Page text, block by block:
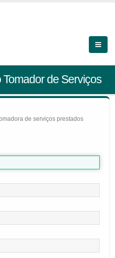
de Serviços
de serviços prestados